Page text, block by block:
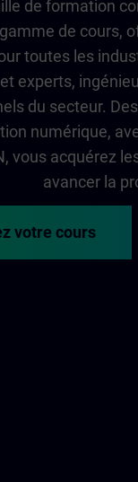
de formation
de cours,
toutes les
experts,
du secteur.
numérique,
vous acquérez
avancer la
votre cours